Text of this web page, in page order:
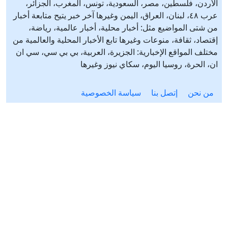
الأردن، فلسطين، مصر، السعودية، تونس، المغرب، الجزائر،
عرب ٤٨، لبنان، العراق، اليمن وغيرها آخر خبر يتيح متابعة أخبار
من شتى المواضيع مثل: أخبار محلية، أخبار عالمية، رياضة،
إقتصاد، ثقافة، منوعات وغيرها تابع الأخبار المحلية والعالمية من
مختلف المواقع الإخبارية: الجزيرة، العربية، بي بي سي، سي ان
ان، الحرة، روسيا اليوم، سكاي نيوز وغيرها
من نحن إتصل بنا سياسة الخصوصية